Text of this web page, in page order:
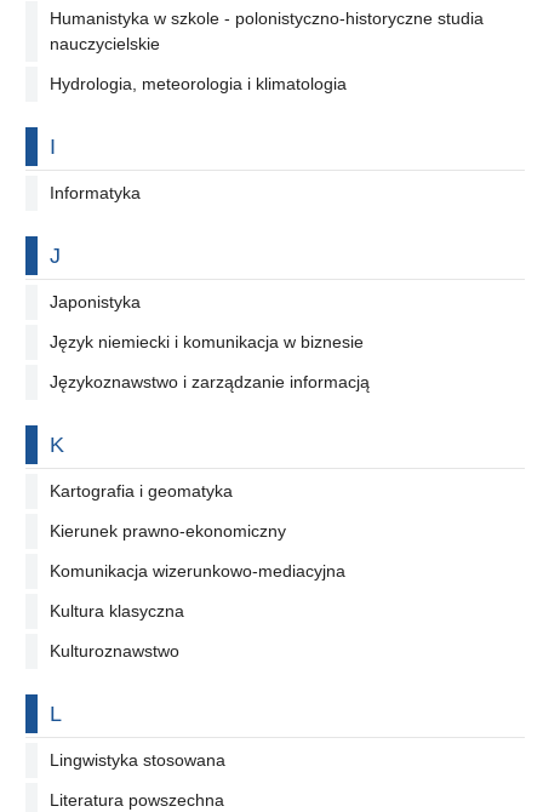
Humanistyka w szkole - polonistyczno-historyczne studia
nauczycielskie
Hydrologia, meteorologia i klimatologia
Na literę
I
Informatyka
Na literę
J
Japonistyka
Język niemiecki i komunikacja w biznesie
Językoznawstwo i zarządzanie informacją
Na literę
K
Kartografia i geomatyka
Kierunek prawno-ekonomiczny
Komunikacja wizerunkowo-mediacyjna
Kultura klasyczna
Kulturoznawstwo
Na literę
L
Lingwistyka stosowana
Literatura powszechna